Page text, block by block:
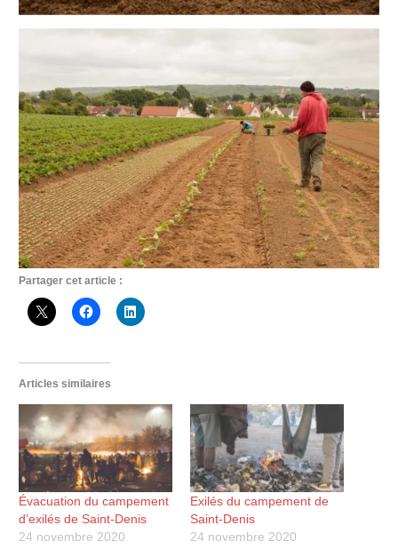
Partager cet article :
Articles similaires
Évacuation du campement
d’exilés de Saint-Denis
24 novembre 2020
Exilés du campement de
Saint-Denis
24 novembre 2020